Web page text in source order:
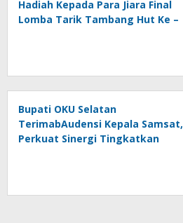
Hadiah Kepada Para Jiara Final
Lomba Tarik Tambang Hut Ke –
Bupati OKU Selatan
TerimabAudensi Kepala Samsat,
Perkuat Sinergi Tingkatkan